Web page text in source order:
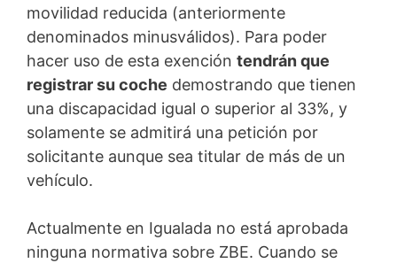
movilidad reducida (anteriormente
denominados minusválidos). Para poder
hacer uso de esta exención tendrán que
registrar su coche demostrando que tienen
una discapacidad igual o superior al 33%, y
solamente se admitirá una petición por
solicitante aunque sea titular de más de un
vehículo.
Actualmente en Igualada no está aprobada
ninguna normativa sobre ZBE. Cuando se